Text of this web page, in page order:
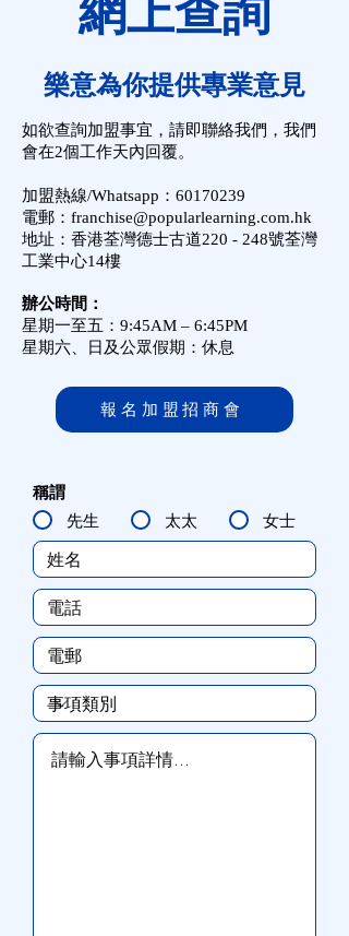
​樂意為你提供專業意見
如欲查詢加盟事宜，請即聯絡我們，我們
會在2個工作天內回覆。
加盟熱線/Whatsapp： 60170239
電郵： franchise@popularlearning.com.hk
地址：香港荃灣德士古道220 - 248號荃灣
工業中心14樓
辦公時間：
星期一至五：9:45AM – 6:45PM
星期六、日及公眾假期：休息
報名加盟招商會
稱謂
先生
太太 女士